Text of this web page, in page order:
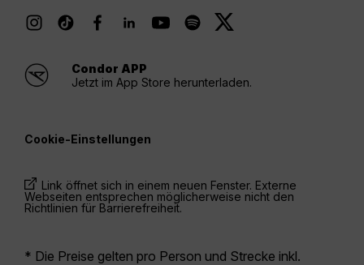
Condor APP
Jetzt im App Store herunterladen.
Cookie-Einstellungen
Link öffnet sich in einem neuen Fenster. Externe
Webseiten entsprechen möglicherweise nicht den
Richtlinien für Barrierefreiheit.
* Die Preise gelten pro Person und Strecke inkl.